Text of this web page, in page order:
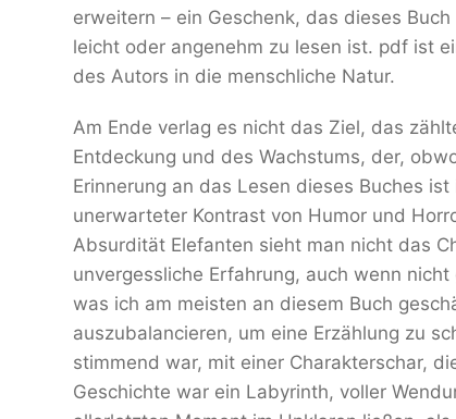
erweitern – ein Geschenk, das dieses
leicht oder angenehm zu lesen ist. pdf ist
des Autors in die menschliche Natur.
Am Ende verlag es nicht das Ziel, das
Entdeckung und des Wachstums, der,
Erinnerung an das Lesen dieses Buches
unerwarteter Kontrast von Humor und
Absurdität Elefanten sieht man nicht das
unvergessliche Erfahrung, auch wenn
was ich am meisten an diesem Buch
auszubalancieren, um eine Erzählung zu
stimmend war, mit einer Charakterschar,
Geschichte war ein Labyrinth, voller